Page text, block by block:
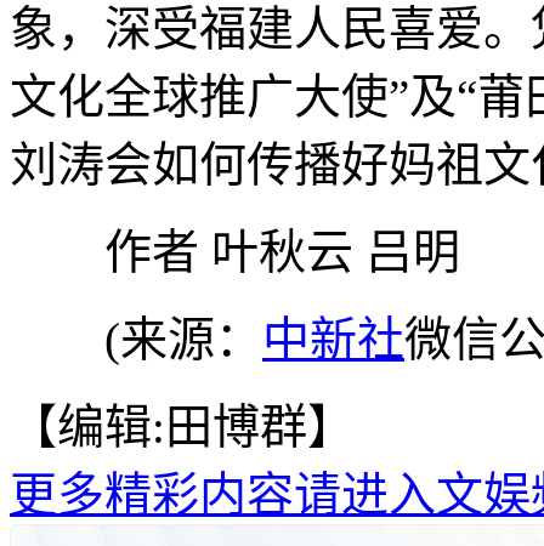
象，深受福建人民喜爱
文化全球推广大使”及“
刘涛会如何传播好妈祖
作者 叶秋云 吕明
(来源： 中新社微信
【编辑:田博群】
更多精彩内容请进入文娱